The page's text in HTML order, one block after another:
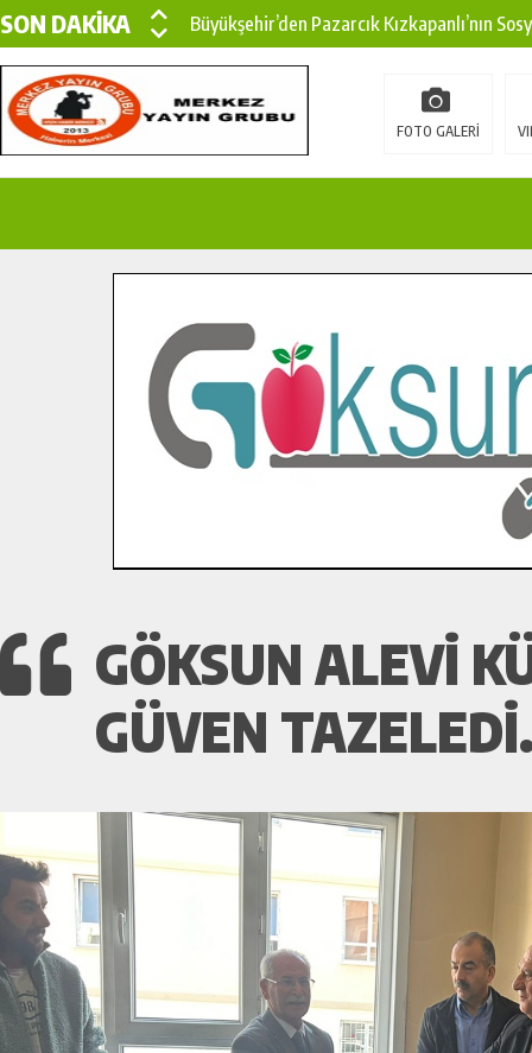
SON DAKİKA
Büyükşehir’den Pazarcık Kızkapanlı’nın
Büyükşehir’den Pazarcık Kırsalına Modern
Çin’den KSÜ’ye Uluslararası Başarı:
İlçe Jandarma Komutanı Karakaya’dan
Bertiz’in Yeni Köprüsünde Sona Doğru.
FOTO GALERİ
GÖKSUN ALEVI
GÜVEN